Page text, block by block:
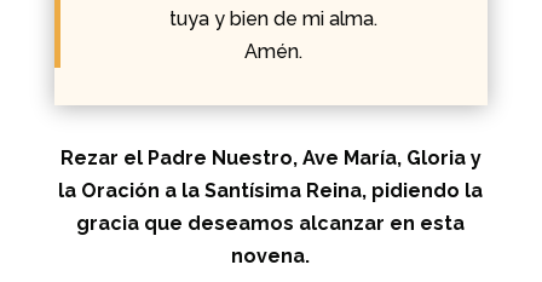
tuya y bien de mi alma.
Amén.
Rezar el Padre Nuestro, Ave María, Gloria y
la Oración a la Santísima Reina, pidiendo la
gracia que deseamos alcanzar en esta
novena.